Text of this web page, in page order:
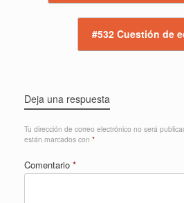
#532 Cuestión de
Deja una respuesta
Tu dirección de correo electrónico no será
están marcados con *
Comentario *